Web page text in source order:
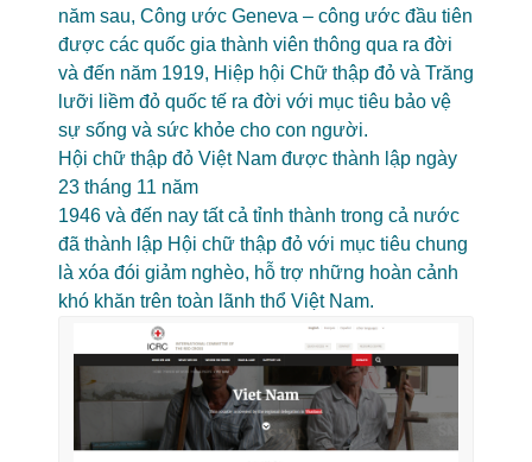
năm sau, Công ước Geneva – công ước đầu tiên
được các quốc gia thành viên thông qua ra đời
và đến năm 1919, Hiệp hội Chữ thập đỏ và Trăng
lưỡi liềm đỏ quốc tế ra đời với mục tiêu bảo vệ
sự sống và sức khỏe cho con người.
Hội chữ thập đỏ Việt Nam được thành lập ngày
23 tháng 11 năm
1946 và đến nay tất cả tỉnh thành trong cả nước
đã thành lập Hội chữ thập đỏ với mục tiêu chung
là xóa đói giảm nghèo, hỗ trợ những hoàn cảnh
khó khăn trên toàn lãnh thổ Việt Nam.